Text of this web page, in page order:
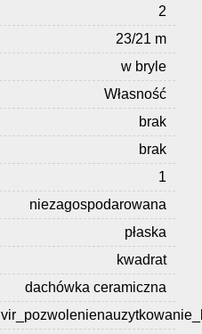
Klienta
Kariera
Kontakt
2
23/21 m
w bryle
Własność
brak
brak
1
niezagospodarowana
płaska
kwadrat
dachówka ceramiczna